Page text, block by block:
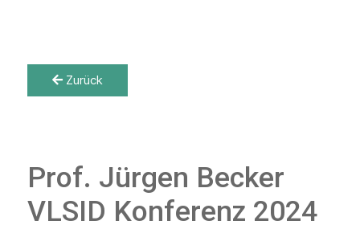
Zurück
Prof. Jürgen Becker
VLSID Konferenz 2024